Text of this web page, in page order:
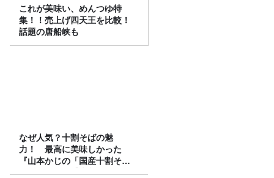
これが美味い、めんつゆ特
集！！売上げ四天王を比較！
話題の唐船峡も
なぜ人気？十割そばの魅
力！ 最高に美味しかった
『山本かじの「国産十割そ
ば」』とは？【十割そば10種